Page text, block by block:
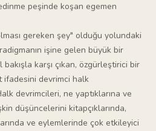
peşinde koşan egemen
gereken şey" olduğu yolundaki
işine gelen büyük bir
karşı çıkan, özgürleştirici bir
ifadesini devrimci halk
devrimcileri, ne yaptıklarına ve
düşüncelerini kitapçıklarında,
ve eylemlerinde çok etkileyici